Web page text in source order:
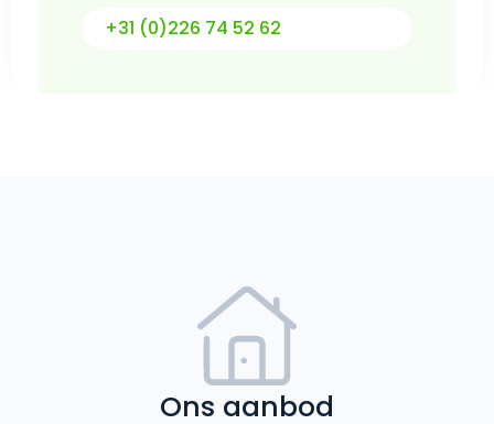
+31 (0)226 74 52 62
Ons aanbod